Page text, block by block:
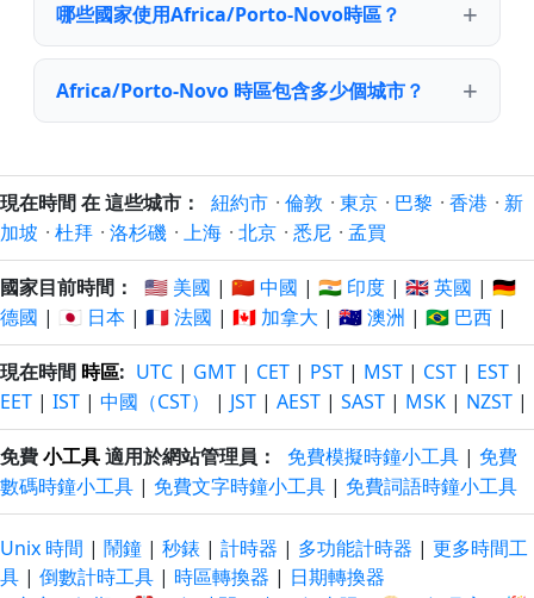
哪些國家使用Africa/Porto-Novo時區？
Africa/Porto-Novo 時區包含多少個城市？
現在時間 在 這些城市： 紐約市 · 倫敦 · 東京 · 巴黎 · 香港 · 新
加坡 · 杜拜 · 洛杉磯 · 上海 · 北京 · 悉尼 · 孟買
國家目前時間： 🇺🇸 美國 | 🇨🇳 中國 | 🇮🇳 印度 | 🇬🇧 英國 | 🇩🇪
德國 | 🇯🇵 日本 | 🇫🇷 法國 | 🇨🇦 加拿大 | 🇦🇺 澳洲 | 🇧🇷 巴西 |
現在時間 時區: UTC | GMT | CET | PST | MST | CST | EST |
EET | IST | 中國（CST） | JST | AEST | SAST | MSK | NZST |
免費小工具適用於網站管理員： 免費模擬時鐘小工具 | 免費
數碼時鐘小工具 | 免費文字時鐘小工具 | 免費詞語時鐘小工具
Unix 時間 | 鬧鐘 | 秒錶 | 計時器 | 多功能計時器 | 更多時間工
具 | 倒數計時工具 | 時區轉換器 | 日期轉換器